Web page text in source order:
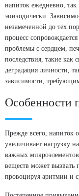
напиток ежедневно,
эпизодически.
незамеченной до тех
процесс
проблемы с сердцем,
последствия, такие как
деградация личности,
зависимости,
Особенности
Прежде всего, напиток
увеличивает нагрузку
важных
веществ может вызвать
провоцируя аритмии и